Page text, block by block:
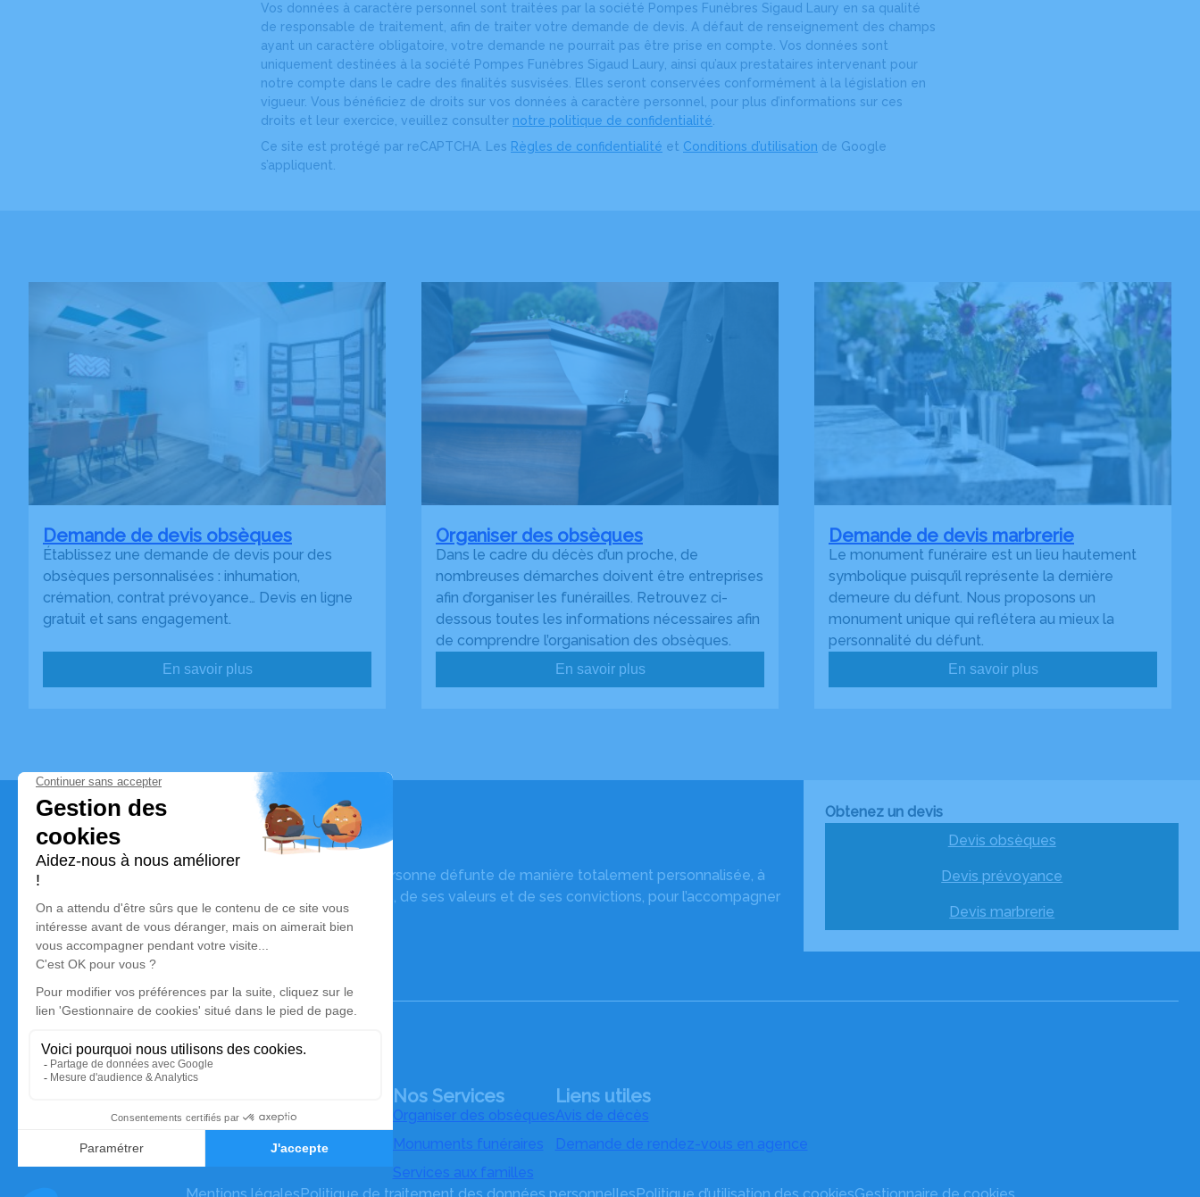
Vos données à caractère personnel sont traitées par la société Pompes Funèbres Sigaud Laury en sa qualité
de responsable de traitement, afin de traiter votre demande de devis. A défaut de renseignement des champs
ayant un caractère obligatoire, votre demande ne pourrait pas être prise en compte. Vos données sont
uniquement destinées à la société Pompes Funèbres Sigaud Laury, ainsi qu’aux prestataires intervenant pour
notre compte dans le cadre des finalités susvisées. Elles seront conservées conformément à la législation en
vigueur. Vous bénéficiez de droits sur vos données à caractère personnel, pour plus d’informations sur ces
droits et leur exercice, veuillez consulter notre politique de confidentialité
Ce site est protégé par reCAPTCHA. Les Règles de confidentialité et Conditions d’utilisation de Google
s’appliquent.
Demande de devis obsèques
Établissez une demande de devis pour des
obsèques personnalisées : inhumation,
crémation, contrat prévoyance… Devis en ligne
gratuit et sans engagement.
En savoir plus
Organiser des obsèques
Dans le cadre du décès d’un proche, de
nombreuses démarches doivent être entreprises
afin d’organiser les funérailles. Retrouvez ci-
dessous toutes les informations nécessaires afin
de comprendre l’organisation des obsèques.
En savoir plus
Demande de devis marbrerie
Le monument funéraire est un lieu hautement
symbolique puisqu’il représente la dernière
demeure du défunt. Nous proposons un
monument unique qui reflétera au mieux la
personnalité du défunt.
En savoir plus
Pompes Funèbres Sigaud Laury
Nos équipes vous aident à honorer la mémoire de la personne défunte de manière totalement personnalisée, à
perpétuer son souvenir dans le respect de ses volontés, de ses valeurs et de ses convictions, pour l’accompagner
avec dignité dans son dernier voyage.
Obtenez un devis
Devis obsèques
Devis prévoyance
Devis marbrerie
Notre agence
Pompes Funèbres Sigaud-Laury
05 36 37 16 66
162 Rue Neuve – 12290 – Pont-de-Salars
4.8/5 – 33 avis
Nos Services
Organiser des obsèques
Monuments funéraires
Services aux familles
Liens utiles
Avis de décès
Demande de rendez-vous en agence